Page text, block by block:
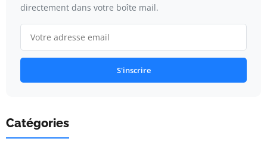
directement dans votre boîte mail.
S'inscrire
Catégories